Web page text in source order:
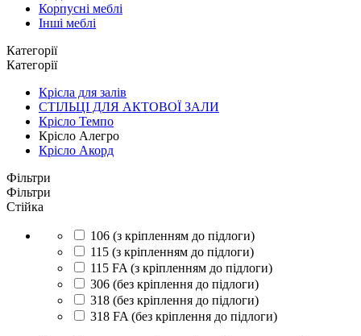
Корпусні меблі
Інші меблі
Категорії
Категорії
Крісла для залів
СТІЛЬЦІ ДЛЯ АКТОВОЇ ЗАЛИ
Крісло Темпо
Крісло Алегро
Крісло Акорд
Фільтри
Фільтри
Стійка
106 (з кріпленням до підлоги)
115 (з кріпленням до підлоги)
115 FA (з кріпленням до підлоги)
306 (без кріплення до підлоги)
318 (без кріплення до підлоги)
318 FA (без кріплення до підлоги)